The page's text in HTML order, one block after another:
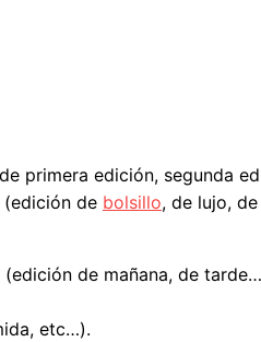
primera edición, segunda
(edición de bolsillo, de lujo, de
de mañana, de
etc…).